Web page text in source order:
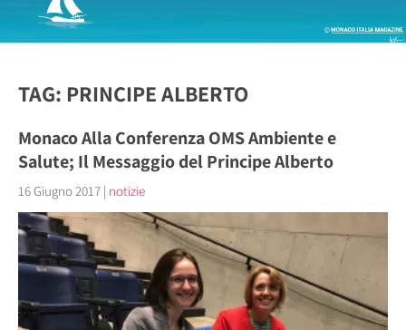
TAG: PRINCIPE ALBERTO
Monaco Alla Conferenza OMS Ambiente e
Salute; Il Messaggio del Principe Alberto
16 Giugno 2017 | notizie